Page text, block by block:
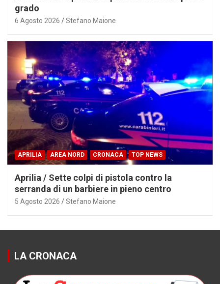
grado
6 Agosto 2026 Stefano Maione
APRILIA AREA NORD CRONACA TOP NEWS
Aprilia / Sette colpi di pistola contro la
serranda di un barbiere in pieno centro
5 Agosto 2026 Stefano Maione
LA CRONACA